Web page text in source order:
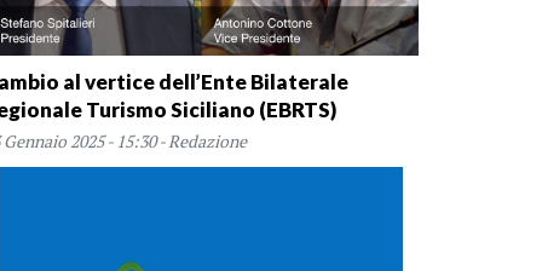
al vertice dell’Ente Bilaterale
Turismo Siciliano (EBRTS)
Gennaio 2025 - 15:30 - Redazione